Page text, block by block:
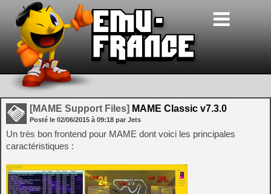
[MAME Support Files] MAME Classic v7.3.0
Posté le 02/06/2015 à 09:18 par Jets
Un très bon frontend pour MAME dont voici les principales
caractéristiques :